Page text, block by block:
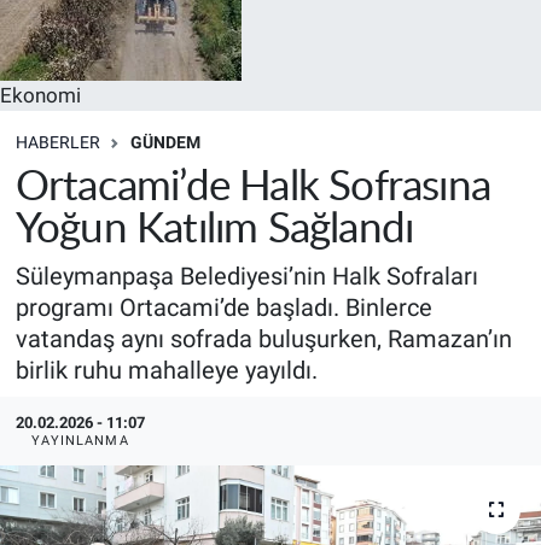
Ekonomi
HABERLER GÜNDEM
Ortacami’de Halk Sofrasına
Yoğun Katılım Sağlandı
Süleymanpaşa Belediyesi’nin Halk Sofraları
programı Ortacami’de başladı. Binlerce
vatandaş aynı sofrada buluşurken, Ramazan’ın
birlik ruhu mahalleye yayıldı.
20.02.2026 - 11:07
YAYINLANMA